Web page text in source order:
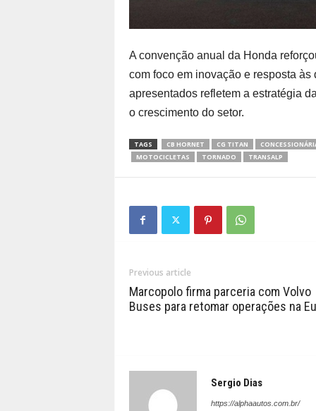
A convenção anual da Honda
com foco em inovação e resposta
apresentados refletem a estratégia
o crescimento do setor.
TAGS CB HORNET CG TITAN
MOTOCICLETAS
TORNADO TRANSALP
Previous article
Marcopolo firma parceria com Volvo
Buses para retomar operações na
Sergio Dias
https://alphaautos.com.br/